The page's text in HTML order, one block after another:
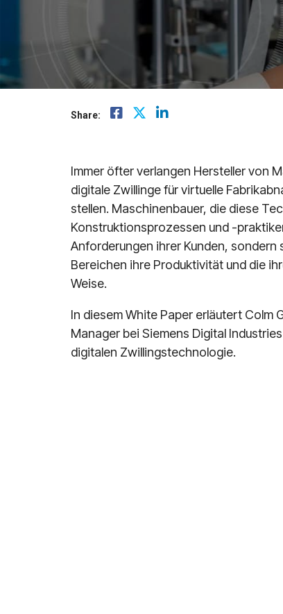
Share:
Immer öfter verlangen Hersteller von
digitale Zwillinge für virtuelle
stellen. Maschinenbauer, die diese
Konstruktionsprozessen und -
Anforderungen ihrer Kunden, sondern
Bereichen ihre Produktivität und die
Weise.
In diesem White Paper erläutert Colm
Manager bei Siemens Digital
digitalen Zwillingstechnologie.